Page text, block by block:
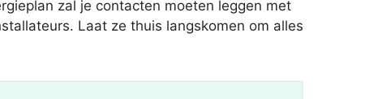
zal je contacten moeten leggen met
Laat ze thuis langskomen om alles